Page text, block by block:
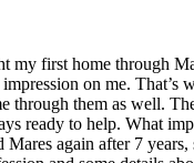
my first home through
on me. That’s
through them as well.
ready to help. What
Mares again after 7 years,